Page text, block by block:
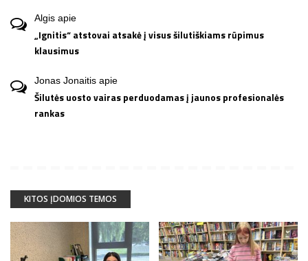
Algis apie
„Ignitis“ atstovai atsakė į visus šilutiškiams rūpimus
klausimus
Jonas Jonaitis apie
Šilutės uosto vairas perduodamas į jaunos profesionalės
rankas
KITOS ĮDOMIOS TEMOS